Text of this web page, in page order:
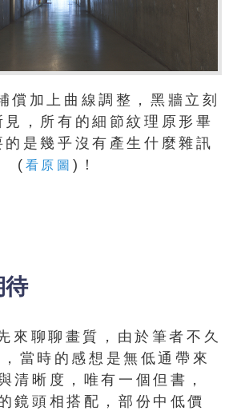
加上曲線調整，黑牆立刻
，所有的細節紋理原形畢
的是幾乎沒有產生什麼雜訊
( 看原圖 )！
待
來聊聊畫質，由於筆者不久
當時的感想是無低通帶來
清晰度，唯有一個但書，
鏡頭相搭配，部份中低價